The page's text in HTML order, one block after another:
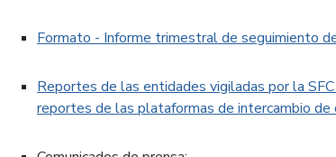
Formato - Informe trimestral de seguimiento
Reportes de las entidades vigiladas por la
reportes de las plataformas de intercambio